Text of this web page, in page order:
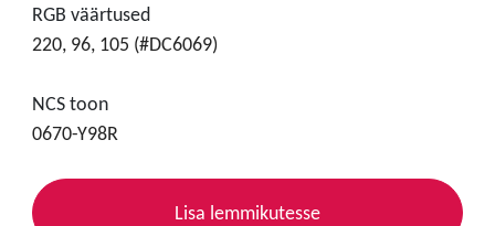
RGB väärtused
220, 96, 105 (#DC6069)
NCS toon
0670-Y98R
Lisa lemmikutesse